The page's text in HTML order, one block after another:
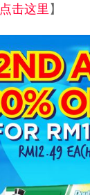
点击这里】